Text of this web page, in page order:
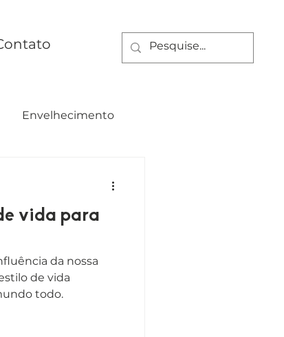
Envelhecimento
vida para
da nossa
de vida
todo.